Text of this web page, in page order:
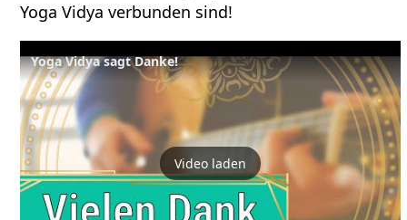
Yoga Vidya verbunden sind!
Yoga Vidya sagt Danke!
Video laden